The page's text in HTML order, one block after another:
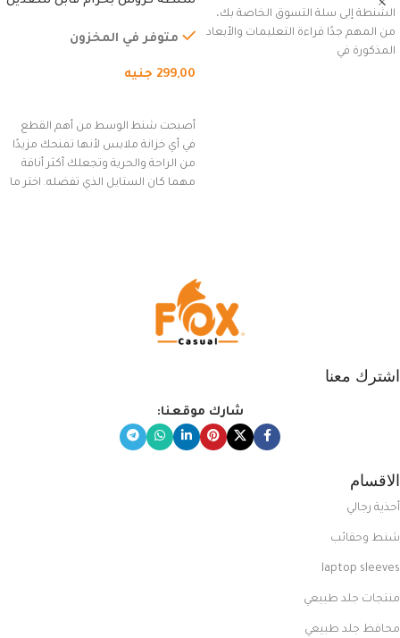
الشنطة إلى سلة التسوق الخاصة بك،
من المهم جدًا قراءة التعليمات والأبعاد
المذكورة في
السفر، الجري العادي، المشي
(رمادي)
متوفر في المخزون
299,00 جنيه
أصبحت شنط الوسط من أهم القطع
في أي خزانة ملابس لأنها تمنحك مزيدًا
من الراحة والحرية وتجعلك أكثر أناقة
مهما كان الستايل الذي تفضله. اختر ما
اشترك معنا
شارك موقعنا:
الاقسام
أحذية رجالي
شنط وحقائب
laptop sleeves
منتجات جلد طبيعي
محافظ جلد طبيعي